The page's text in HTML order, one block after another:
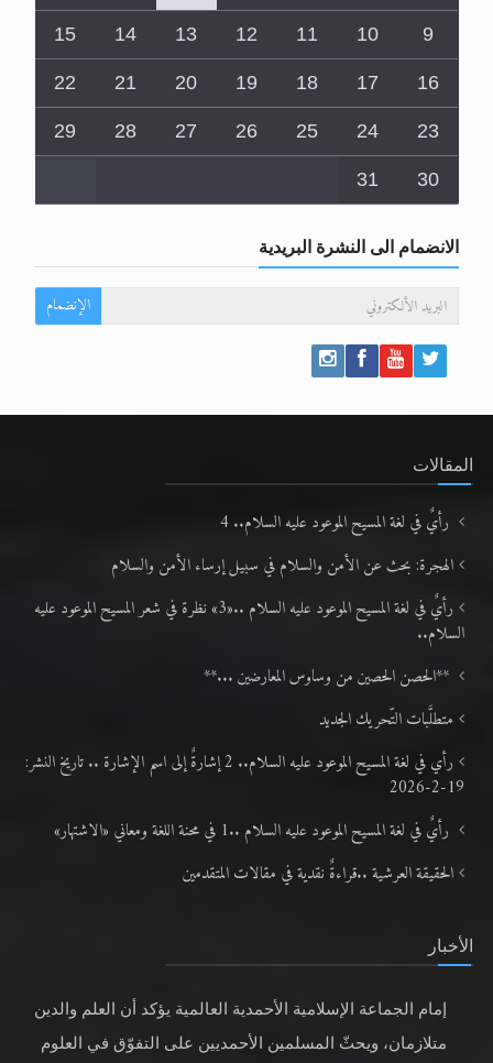
9
10
11
12
13
14
15
16
17
18
19
20
21
22
23
24
25
26
27
28
29
30
31
الانضمام الى النشرة البريدية
الإنضمام
المقالات
رأيٌ في لغة المسيح الموعود عليه السلام.. 4
الهجرة: بحث عن الأمن والسلام في سبيل إرساء الأمن والسلام
رأيٌ في لغة المسيح الموعود عليه السلام ..«3» نظرة في شعر المسيح الموعود عليه
السلام..
**الحصن الحصين من وساوس المعارضين ...**
متطلَّبات التّحريك الجديد
رأي في لغة المسيح الموعود عليه السلام.. 2 إشارةٌ إلى اسم الإشارة .. تاريخ النشر:
19-2-2026
رأيٌ في لغة المسيح الموعود عليه السلام ..1 في محنة اللغة ومعاني «الاشتهار»
الحقيقة العرشية ..قراءةٌ نقدية في مقالات المتقدمين
الأخبار
إمام الجماعة الإسلامية الأحمدية العالمية يؤكد أن العلم والدين
متلازمان، ويحثّ المسلمين الأحمديين على التفوّق في العلوم